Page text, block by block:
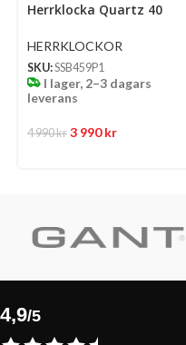
Herrklocka Quartz 40
Urtavla Med Stållänk
HERRKLOCKOR
SKU:SSB459P1
I lager, 2–3 dagars
leverans
4 990kr 3 990kr
4,9/5